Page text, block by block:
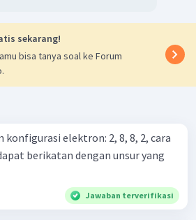
sekarang!
bisa tanya soal ke Forum
konfigurasi elektron: 2, 8, 8, 2, cara
berikatan dengan unsur yang
Jawaban terverifikasi